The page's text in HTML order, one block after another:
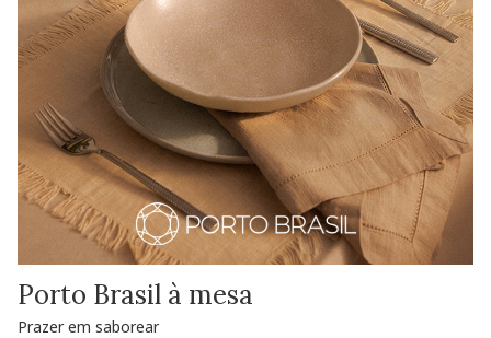
Porto Brasil à mesa
Prazer em saborear